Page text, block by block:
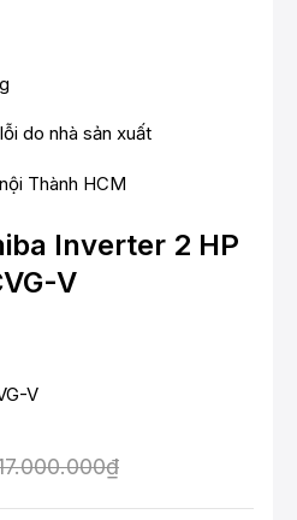
do nhà sản xuất
Thành HCM
Inverter 2 HP
V
V